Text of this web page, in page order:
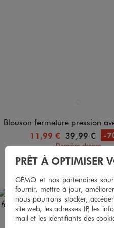
Blouson fermeture pression avec inscription brodée
11,99 € 39,99 € -
Dernière chance
4.5/5 de(14 avis)
PRÊT À OPTIMISER
GÉMO et nos partenaires
fournir, mettre à jour,
nous pourrons stocker,
site web, les adresses IP, les
mail et les identifiants des